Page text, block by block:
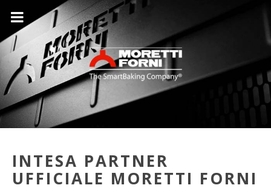
INTESA PARTNER
UFFICIALE MORETTI FORNI